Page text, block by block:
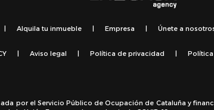
| Alquila tu inmueble | Empresa | Únete a
| Aviso legal | Política de privacidad |
por el Servicio Público de Ocupación de Cataluña y